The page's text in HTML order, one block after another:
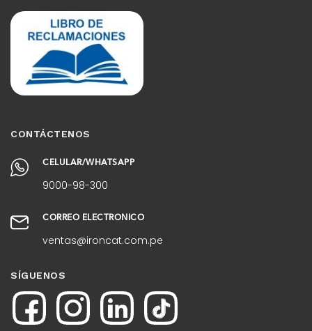
CONTÁCTENOS
CELULAR/WHATSAPP
9000-98-300
CORREO ELECTRÓNICO
ventas@ironcat.com.pe
SÍGUENOS